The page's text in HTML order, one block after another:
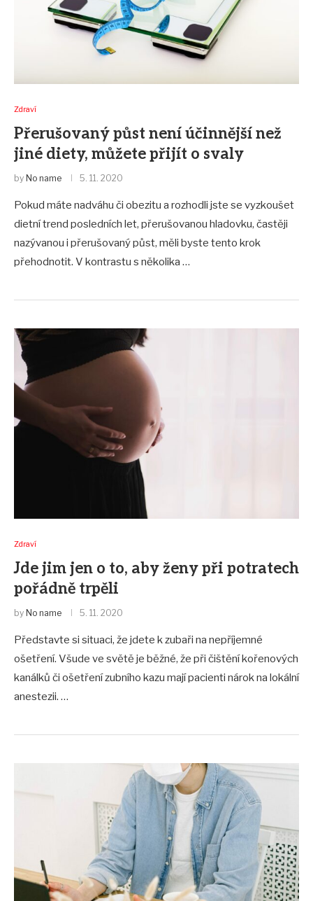
Zdraví
Přerušovaný půst není účinnější než
jiné diety, můžete přijít o svaly
by No name 5. 11. 2020
Pokud máte nadváhu či obezitu a rozhodli jste se vyzkoušet
dietní trend posledních let, přerušovanou hladovku, častěji
nazývanou i přerušovaný půst, měli byste tento krok
přehodnotit. V kontrastu s několika …
Zdraví
Jde jim jen o to, aby ženy při potratech
pořádně trpěli
by No name 5. 11. 2020
Představte si situaci, že jdete k zubaři na nepříjemné
ošetření. Všude ve světě je běžné, že při čištění kořenových
kanálků či ošetření zubního kazu mají pacienti nárok na lokální
anestezii. …